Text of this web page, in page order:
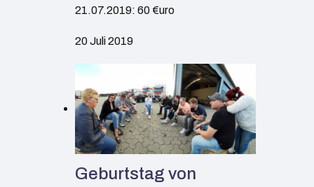
21.07.2019: 60 €uro
20 Juli 2019
Geburtstag von